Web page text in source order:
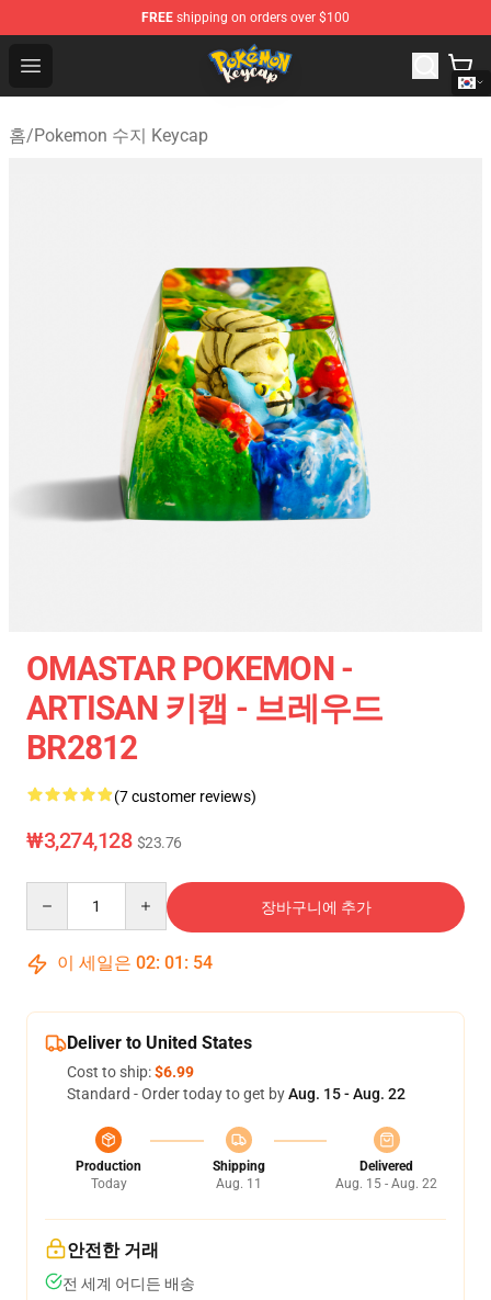
FREE shipping on orders over $100
Open menu
Pokemon Keycap Shop - The Best Store of Pokemon
홈/Pokemon 수지 Keycap
OMASTAR POKEMON -
ARTISAN 키캡 - 브레우드
BR2812
(7 customer reviews)
₩3,274,128 $23.76
장바구니에 추가
이 세일은 02: 01 : 54
Deliver to United States
Cost to ship:$6.99
Standard - Order today to get byAug. 15 - Aug. 22
Production
Today
Shipping
Aug. 11
Delivered
Aug. 15 - Aug. 22
안전한 거래
전 세계 어디든 배송